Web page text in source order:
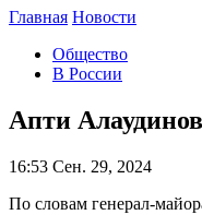
Главная Новости
Общество
В России
Апти
16:53 Сен. 29, 2024
По словам генерал-